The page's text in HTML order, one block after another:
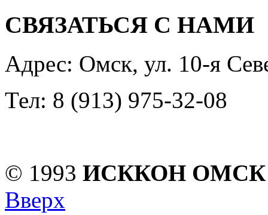
СВЯЗАТЬСЯ С НАМИ
Адрес: Омск, ул. 10-я
Тел: 8 (913) 975-32-08
© 1993 ИСККОН ОМСК
Вверх